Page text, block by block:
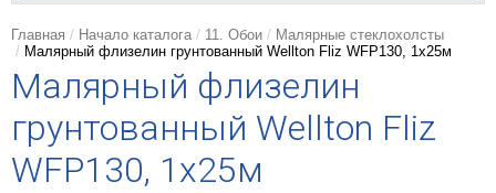
Главная Начало каталога 11. Обои
Малярные стеклохолсты
Малярный флизелин грунтованный Wellton Fliz WFP130, 1х25м
Малярный флизелин
грунтованный Wellton Fliz
WFP130, 1х25м